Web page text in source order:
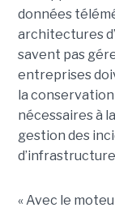
données
architectures
savent pas
entreprises
la
nécessaires à
gestion des
« Avec le